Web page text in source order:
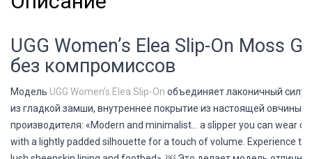
UGG Women’s Elea Slip-On Moss
без компромиссов
Модель UGG Women’s Elea Slip-On объединяет лаконичный
из гладкой замши, внутреннее покрытие из настоящей овчины
производителя: «Modern and minimalist… a slipper you can wear
with a lightly padded silhouette for a touch of volume. Experience